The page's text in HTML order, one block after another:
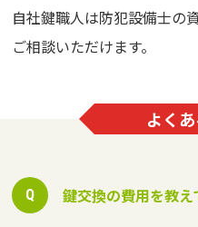
自社鍵職人は防犯設備士の
ご相談いただけます。
よく
鍵交換の費用を教え